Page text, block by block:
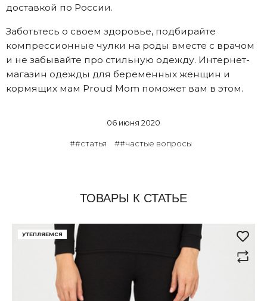
доставкой по России.
Заботьтесь о своем здоровье, подбирайте
компрессионные чулки на роды вместе с врачом
и не забывайте про стильную одежду. Интернет-
магазин одежды для беременных женщин и
кормящих мам Proud Mom поможет вам в этом.
06 июня 2020
##статья ##частые вопросы
ТОВАРЫ К СТАТЬЕ
УТЕПЛЯЕМСЯ